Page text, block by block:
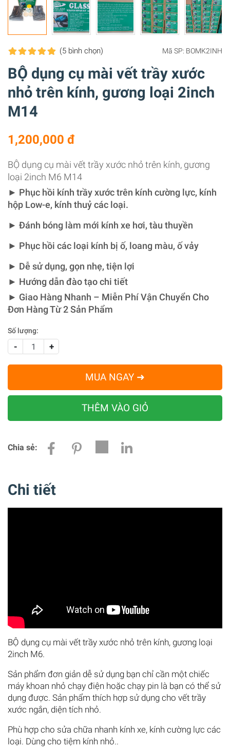
(5 bình chọn) Mã SP: BOMK2INH
BỘ dụng cụ mài vết trầy xước
nhỏ trên kính, gương loại 2inch
M14
1,200,000 đ
BỘ dụng cụ mài vết trầy xước nhỏ trên kính, gương
loại 2inch M6 M14
► Phục hồi kính trầy xước trên kính cường lực, kính
hộp Low-e, kính thuỷ các loại.
► Đánh bóng làm mới kính xe hơi, tàu thuyền
► Phục hồi các loại kính bị ố, loang màu, ố vảy
► Dễ sử dụng, gọn nhẹ, tiện lợi
► Hướng dẫn đào tạo chi tiết
► Giao Hàng Nhanh – Miễn Phí Vận Chuyển Cho
Đơn Hàng Từ 2 Sản Phẩm
Số lượng:
- +
MUA NGAY ➜
THÊM VÀO GIỎ
Chia sẻ:
Chi tiết
BỘ dụng cụ mài vết trầy xước nhỏ trên kính, gương loại
2inch M6.
Sản phẩm đơn giản dễ sử dụng bạn chỉ cần một chiếc
máy khoan nhỏ chạy điện hoặc chạy pin là bạn có thể sử
dụng được. Sản phẩm thích hợp sử dụng cho vết trầy
xước ngắn, diện tích nhỏ.
Phù hợp cho sửa chữa nhanh kính xe, kính cường lực các
loại. Dùng cho tiệm kính nhỏ..